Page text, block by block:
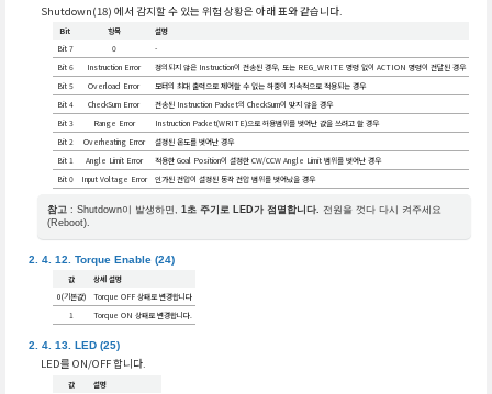
Shutdown(18) 에서 감지할 수 있는 위험 상황은 아래 표와 같습니다.
Bit 항목
설명
Bit 7
0
-
Bit 6
Instruction Error
정의되지 않은 Instruction이 전송된 경우, 또는 REG_WRITE 명령 없이 ACTION 명령이 전달된 경우
Bit 5
Overload Error
모터의 최대 출력으로 제어할 수 없는 하중이 지속적으로 적용되는 경우
Bit 4
CheckSum Error
전송된 Instruction Packet의 CheckSum이 맞지 않을 경우
Bit 3
Range Error
Instruction Packet(WRITE)으로 허용범위를 벗어난 값을 쓰려고 할 경우
Bit 2
Overheating Error
설정된 온도를 벗어난 경우
Bit 1
Angle Limit Error
적용한 Goal Position이 설정한 CW/CCW Angle Limit 범위를 벗어난 경우
Bit 0
Input Voltage Error 인가된 전압이 설정된 동작 전압 범위를 벗어났을 경우
참고 : Shutdown이 발생하면,1초 주기로 LED가 점멸합니다. 전원을 껏다 다시 켜주세요
(Reboot).
Torque Enable (24)
값
상세 설명
0(기본값)
Torque OFF 상태로 변경합니다
1
Torque ON 상태로 변경합니다.
LED (25)
LED를 ON/OFF 합니다.
값
설명